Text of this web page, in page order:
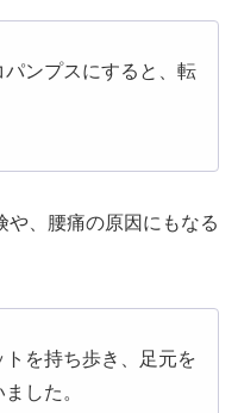
ンプスにすると、転
や、腰痛の原因にもなる
を持ち歩き、足元を
した。